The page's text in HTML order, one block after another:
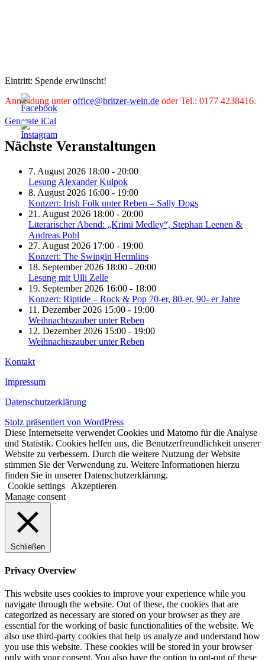
Eintritt: Spende erwünscht!
Anmeldung unteroffice@britzer-wein.de oder Tel.: 0177 4238416.
Generate iCal
Nächste Veranstaltungen
7. August 2026 18:00 - 20:00
Lesung Alexander Kulpok
8. August 2026 16:00 - 19:00
Konzert: Irish Folk unter Reben – Sally Dogs
21. August 2026 18:00 - 20:00
Literarischer Abend: „Krimi Medley“, Stephan Leenen &
Andreas Pohl
27. August 2026 17:00 - 19:00
Konzert: The Swingin Hermlins
18. September 2026 18:00 - 20:00
Lesung mit Ulli Zelle
19. September 2026 16:00 - 18:00
Konzert: Riptide – Rock & Pop 70-er, 80-er, 90- er Jahre
11. Dezember 2026 15:00 - 19:00
Weihnachtszauber unter Reben
12. Dezember 2026 15:00 - 19:00
Weihnachtszauber unter Reben
Kontakt
Impressum
Datenschutzerklärung
Stolz präsentiert von WordPress
Diese Internetseite verwendet Cookies und Matomo für die Analyse
und Statistik. Cookies helfen uns, die Benutzerfreundlichkeit unserer
Website zu verbessern. Durch die weitere Nutzung der Website
stimmen Sie der Verwendung zu. Weitere Informationen hierzu
finden Sie in unserer Datenschutzerklärung.
Cookie settings
Akzeptieren
Manage consent
Schließen
Privacy Overview
This website uses cookies to improve your experience while you
navigate through the website. Out of these, the cookies that are
categorized as necessary are stored on your browser as they are
essential for the working of basic functionalities of the website. We
also use third-party cookies that help us analyze and understand how
you use this website. These cookies will be stored in your browser
only with your consent. You also have the option to opt-out of these